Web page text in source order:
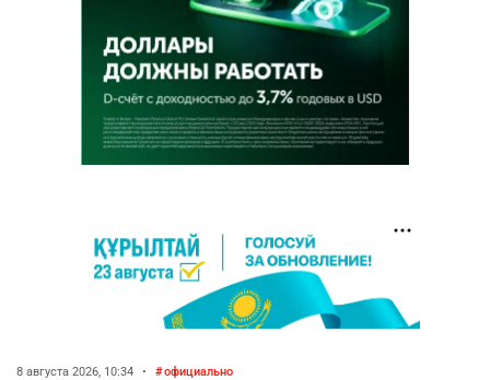
8 августа 2026, 10:34 • официально